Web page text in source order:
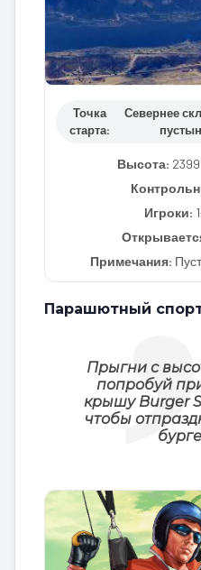
Точка
старта:
Севернее
Высота:
Игроки:
Примечания:
Парашютный
Прыгни с
попробуй
крышу Burger
чтобы